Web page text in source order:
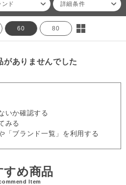
ンド 詳細条件
60 80
がありませんでした
いか確認する
みる
「ブランド一覧」を利用する
すめ商品
Item